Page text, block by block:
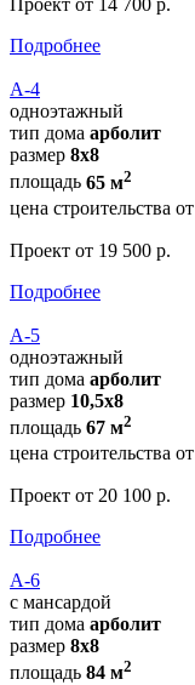
Проект от 14 700 р.
Подробнее
А-4
одноэтажный
тип дома арболит
размер 8х8
площадь 65 м2
цена строительства от
Проект от 19 500 р.
Подробнее
А-5
одноэтажный
тип дома арболит
размер 10,5х8
площадь 67 м2
цена строительства от
Проект от 20 100 р.
Подробнее
А-6
с мансардой
тип дома арболит
размер 8х8
площадь 84 м2